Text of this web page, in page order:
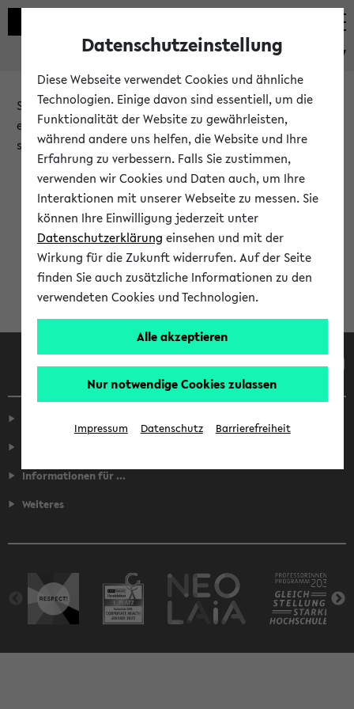
eKVV
Sie möchten auf eine eKVV Funktion zugreifen, die Ihnen
erst nach einer Anmeldung am System zur Verfügung
steht.
Bitte melden Sie sich an:
Anmeldung am eKVV
Informationen für ...
Weiteres
Datenschutzeinstellung
Diese Webseite verwendet Cookies und ähnliche
Technologien. Einige davon sind essentiell, um die
Funktionalität der Website zu gewährleisten,
während andere uns helfen, die Website und Ihre
Erfahrung zu verbessern. Falls Sie zustimmen,
verwenden wir Cookies und Daten auch, um Ihre
Interaktionen mit unserer Webseite zu messen. Sie
können Ihre Einwilligung jederzeit unter
Datenschutzerklärung einsehen und mit der
Wirkung für die Zukunft widerrufen. Auf der Seite
finden Sie auch zusätzliche Informationen zu den
verwendeten Cookies und Technologien.
Alle akzeptieren
Nur notwendige Cookies zulassen
Impressum Datenschutz Barrierefreiheit